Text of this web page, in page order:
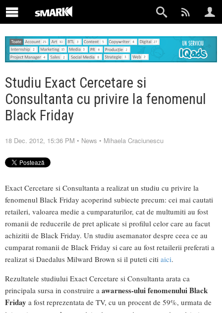
Studiu Exact Cercetare si
Consultanta cu privire la fenomenul
Black Friday
18 Dec. 2012, 15:36 PM • News • Mihaela Craciunescu
Exact Cercetare si Consultanta a realizat un studiu cu privire la
fenomenul Black Friday acoperind subiecte precum: cei mai cautati
retaileri, valoarea medie a cumparaturilor, cat de multumiti au fost
romanii de reducerile de pret aplicate si profilul celor care au facut
achizitii de Black Friday. Un studiu asemanator despre ceea ce au
cumparat romanii de Black Friday si care au fost retailerii preferati a
realizat si Daedalus Milward Brown si il puteti citi aici.
Rezultatele studiului Exact Cercetare si Consultanta arata ca
principala sursa in construire a awarness-ului fenomenului Black
Friday a fost reprezentata de TV, cu un procent de 59%, urmata de